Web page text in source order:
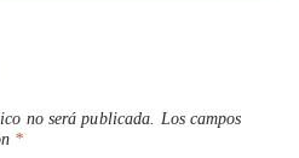
no será publicada.
Los campos
*